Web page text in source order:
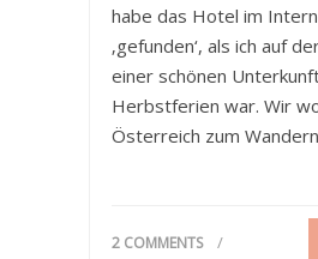
habe das Hotel im
‚gefunden‘, als ich auf
einer schönen
Herbstferien war. Wir
Österreich zum
2 COMMENTS